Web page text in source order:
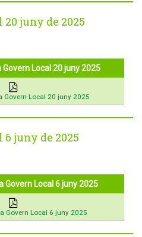
juny de 2025
Local 20 juny 2025
Govern Local 20 juny 2025
juny de 2025
Govern Local 6 juny 2025
Govern Local 6 juny 2025